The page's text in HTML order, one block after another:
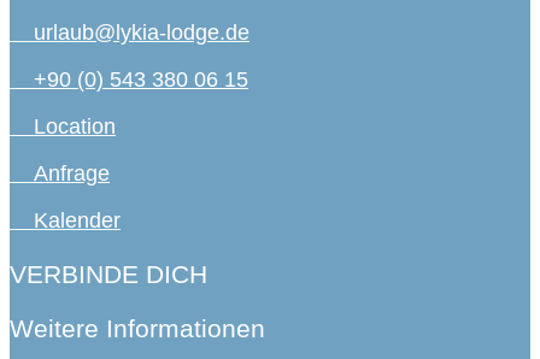
urlaub@lykia-lodge.de
+90 (0) 543 380 06 15
Location
Anfrage
Kalender
VERBINDE DICH
Weitere Informationen